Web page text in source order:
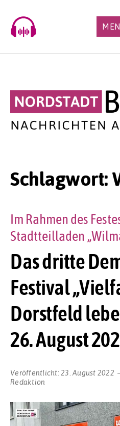
content
Schlagwort:
Das dritte
Festival
Dorstfeld
26. August
Im Rahmen des
Stadtteilladen
Veröffentlicht:23. August 2022
Redaktion